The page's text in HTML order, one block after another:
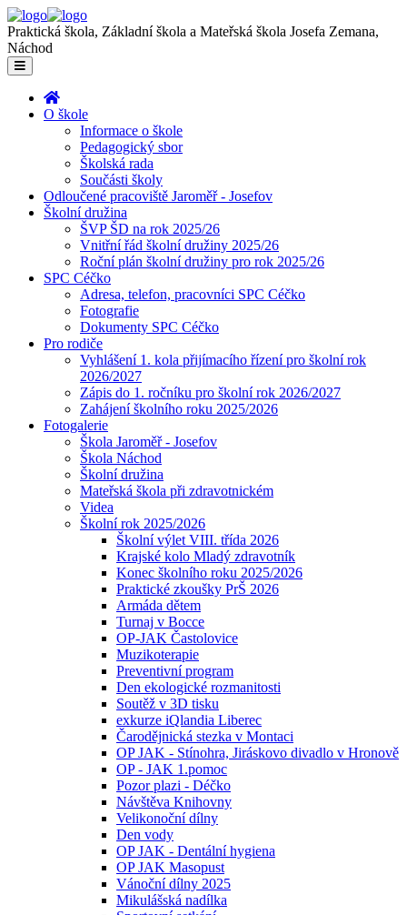
Praktická škola, Základní škola a Mateřská škola Josefa Zemana,
Náchod
O škole
Informace o škole
Pedagogický sbor
Školská rada
Součásti školy
Odloučené pracoviště Jaroměř - Josefov
Školní družina
ŠVP ŠD na rok 2025/26
Vnitřní řád školní družiny 2025/26
Roční plán školní družiny pro rok 2025/26
SPC Céčko
Adresa, telefon, pracovníci SPC Céčko
Fotografie
Dokumenty SPC Céčko
Pro rodiče
Vyhlášení 1. kola přijímacího řízení pro školní rok
2026/2027
Zápis do 1. ročníku pro školní rok 2026/2027
Zahájení školního roku 2025/2026
Fotogalerie
Škola Jaroměř - Josefov
Škola Náchod
Školní družina
Mateřská škola při zdravotnickém
Videa
Školní rok 2025/2026
Školní výlet VIII. třída 2026
Krajské kolo Mladý zdravotník
Konec školního roku 2025/2026
Praktické zkoušky PrŠ 2026
Armáda dětem
Turnaj v Bocce
OP-JAK Častolovice
Muzikoterapie
Preventivní program
Den ekologické rozmanitosti
Soutěž v 3D tisku
exkurze iQlandia Liberec
Čarodějnická stezka v Montaci
OP JAK - Stínohra, Jiráskovo divadlo v Hronově
OP - JAK 1.pomoc
Pozor plazi - Déčko
Návštěva Knihovny
Velikonoční dílny
Den vody
OP JAK - Dentální hygiena
OP JAK Masopust
Vánoční dílny 2025
Mikulášská nadílka